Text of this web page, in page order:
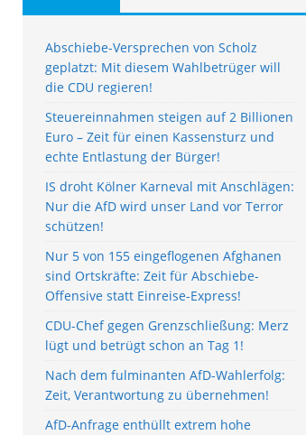
Abschiebe-Versprechen von Scholz
geplatzt: Mit diesem Wahlbetrüger will
die CDU regieren!
Steuereinnahmen steigen auf 2 Billionen
Euro – Zeit für einen Kassensturz und
echte Entlastung der Bürger!
IS droht Kölner Karneval mit Anschlägen:
Nur die AfD wird unser Land vor Terror
schützen!
Nur 5 von 155 eingeflogenen Afghanen
sind Ortskräfte: Zeit für Abschiebe-
Offensive statt Einreise-Express!
CDU-Chef gegen Grenzschließung: Merz
lügt und betrügt schon an Tag 1!
Nach dem fulminanten AfD-Wahlerfolg:
Zeit, Verantwortung zu übernehmen!
AfD-Anfrage enthüllt extrem hohe